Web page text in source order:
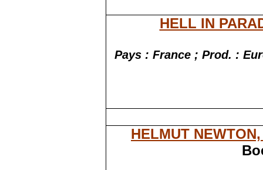
HELL IN
Pays : France ; Prod. :
HELMUT